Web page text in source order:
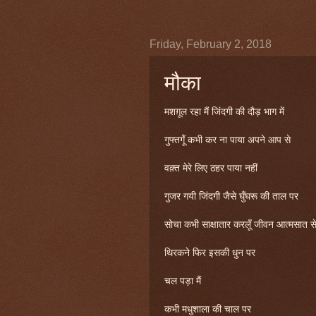
Friday, February 2, 2018
मौका
मशग़ूल रहा मैं जिंदगी की दौड़ भाग में
गुफ्तगूँ कभी कर ना पाया अपने आप से
वक़्त मेरे लिए ठहर पाया नहीं
गुजर गयी जिंदगी जैसे घुँघरू की ताल पर
सोचा कभी साक्षातार करलूँ जीवन आत्मसात से
थिरकने फिर इसकी धुन पर
चल पड़ा मैं
कभी मधुशाला की चाल पर